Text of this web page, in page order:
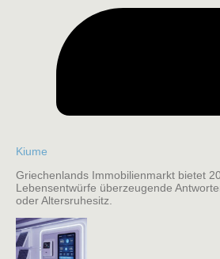
Kiume
Griechenlands Immobilienmarkt bietet
Lebensentwürfe überzeugende
oder Altersruhesitz.